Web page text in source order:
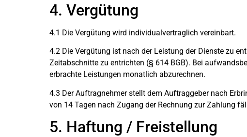
4. Vergütung
4.1 Die Vergütung wird individualvertraglich vereinbart.
4.2 Die Vergütung ist nach der Leistung der Dienste zu
Zeitabschnitte zu entrichten (§ 614 BGB). Bei
erbrachte Leistungen monatlich abzurechnen.
4.3 Der Auftragnehmer stellt dem Auftraggeber nach
von 14 Tagen nach Zugang der Rechnung zur Zahlung
5. Haftung / Freistellung